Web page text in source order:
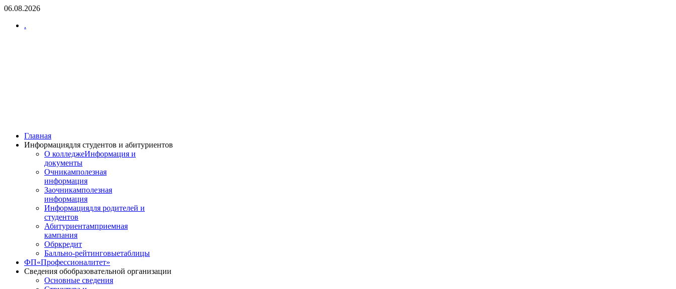
06.08.2026
.
Главная
Информациядля студентов и абитуриентов
О колледжеИнформация и
документы
Очникамполезная
информация
Заочникамполезная
информация
Информациядля родителей и
студентов
Абитуриентамприемная
кампания
Обркредит
Балльно-рейтинговыетаблицы
ФП«Профессионалитет»
Сведения обобразовательной организации
Основные сведения